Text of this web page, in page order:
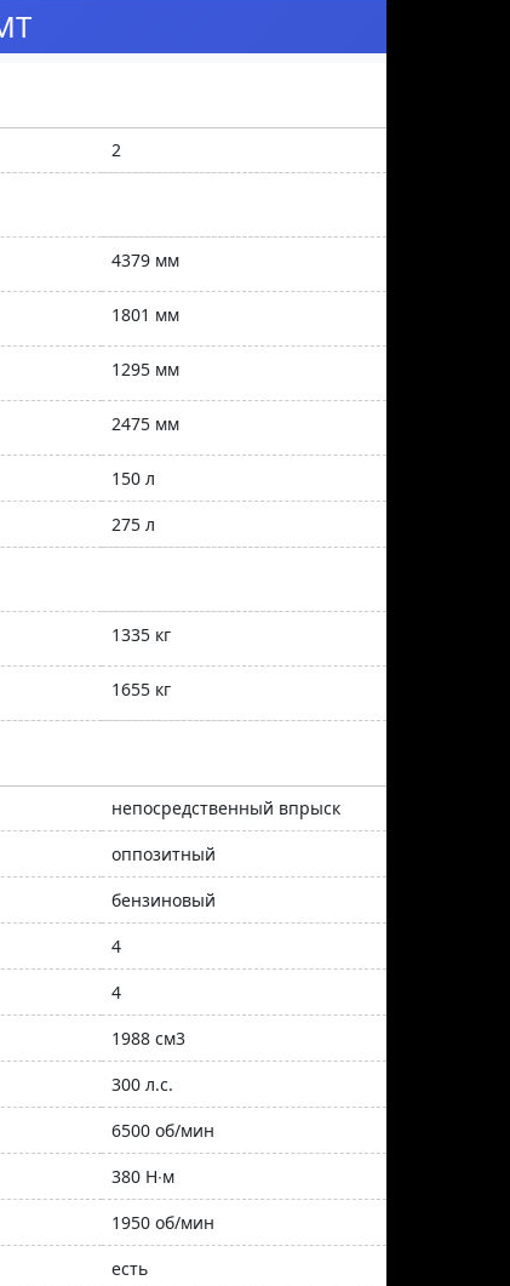
2
4379 мм
1801 мм
1295 мм
2475 мм
150 л
275 л
1335 кг
1655 кг
непосредственный впрыск
оппозитный
бензиновый
4
4
1988 см3
300 л.с.
6500 об/мин
380 Н∙м
1950 об/мин
есть